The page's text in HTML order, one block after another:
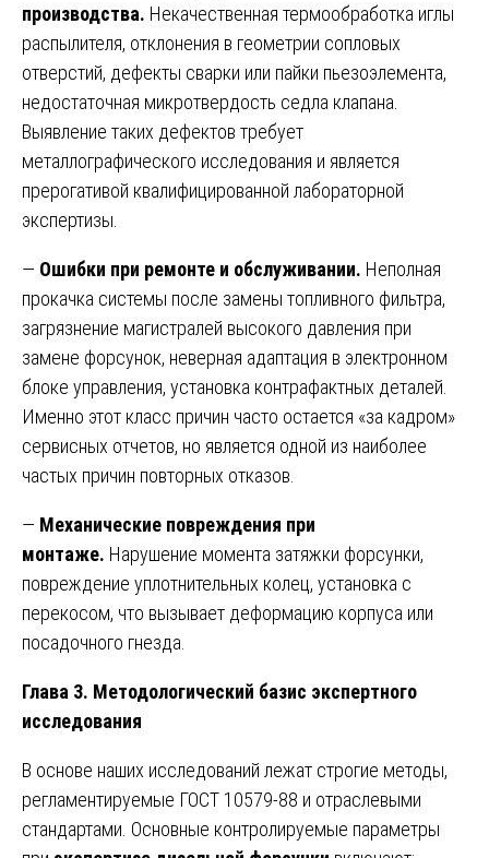
производства. Некачественная термообработка иглы
распылителя, отклонения в геометрии сопловых
отверстий, дефекты сварки или пайки пьезоэлемента,
недостаточная микротвердость седла клапана.
Выявление таких дефектов требует
металлографического исследования и является
прерогативой квалифицированной лабораторной
экспертизы.
— Ошибки при ремонте и обслуживании. Неполная
прокачка системы после замены топливного фильтра,
загрязнение магистралей высокого давления при
замене форсунок, неверная адаптация в электронном
блоке управления, установка контрафактных деталей.
Именно этот класс причин часто остается «за кадром»
сервисных отчетов, но является одной из наиболее
частых причин повторных отказов.
— Механические повреждения при
монтаже. Нарушение момента затяжки форсунки,
повреждение уплотнительных колец, установка с
перекосом, что вызывает деформацию корпуса или
посадочного гнезда.
Глава 3. Методологический базис экспертного
исследования
В основе наших исследований лежат строгие методы,
регламентируемые ГОСТ 10579-88 и отраслевыми
стандартами. Основные контролируемые параметры